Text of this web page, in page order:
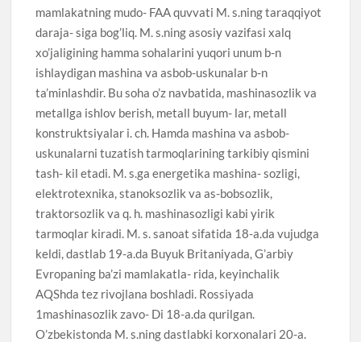
mamlakatning mudo- FAA quvvati M. s.ning taraqqiyot
daraja- siga bog’liq. M. s.ning asosiy vazifasi xalq
xo’jaligining hamma sohalarini yuqori unum b-n
ishlaydigan mashina va asbob-uskunalar b-n
ta’minlashdir. Bu soha o’z navbatida, mashinasozlik va
metallga ishlov berish, metall buyum- lar, metall
konstruktsiyalar i. ch. Hamda mashina va asbob-
uskunalarni tuzatish tarmoqlarining tarkibiy qismini
tash- kil etadi. M. s.ga energetika mashina- sozligi,
elektrotexnika, stanoksozlik va as-bobsozlik,
traktorsozlik va q. h. mashinasozligi kabi yirik
tarmoqlar kiradi. M. s. sanoat sifatida 18-a.da vujudga
keldi, dastlab 19-a.da Buyuk Britaniyada, G’arbiy
Evropaning ba’zi mamlakatla- rida, keyinchalik
AQShda tez rivojlana boshladi. Rossiyada
1mashinasozlik zavo- Di 18-a.da qurilgan.
O’zbekistonda M. s.ning dastlabki korxonalari 20-a.